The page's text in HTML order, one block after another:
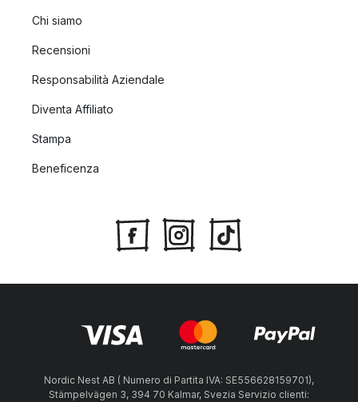
Chi siamo
Recensioni
Responsabilità Aziendale
Diventa Affiliato
Stampa
Beneficenza
Nordic Nest AB ( Numero di Partita IVA: SE556628159701),
Stämpelvägen 3, 394 70 Kalmar, Svezia Servizio clienti: